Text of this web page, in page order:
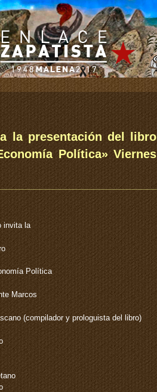
la presentación del libro
Política» Viernes
invita la
Política
Marcos
(compilador y prologuista del libro)